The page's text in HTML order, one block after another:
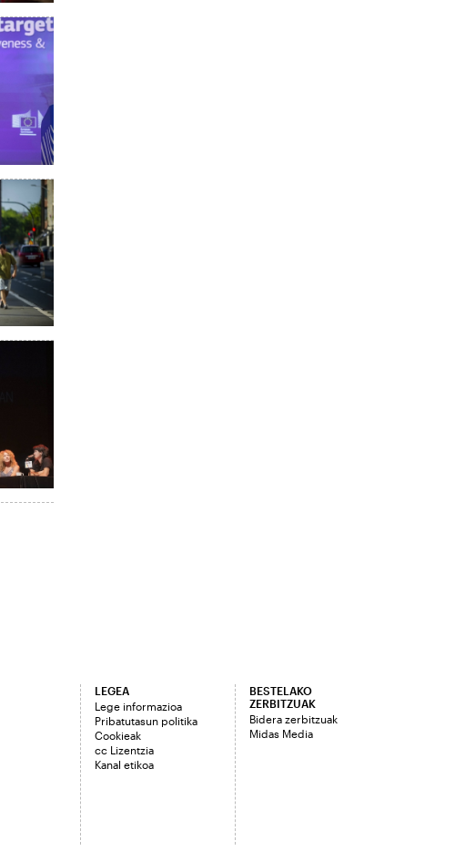
LEGEA
Lege informazioa
Pribatutasun politika
Cookieak
cc Lizentzia
Kanal etikoa
BESTELAKO
ZERBITZUAK
Bidera zerbitzuak
Midas Media